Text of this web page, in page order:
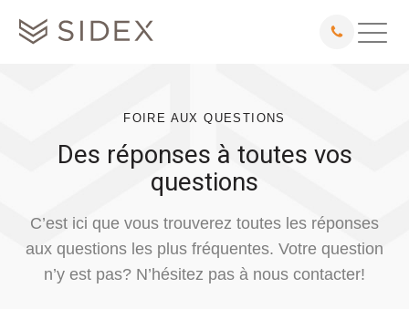
FOIRE AUX QUESTIONS
Des réponses à toutes vos
questions
C’est ici que vous trouverez toutes les réponses
aux questions les plus fréquentes. Votre question
n’y est pas? N’hésitez pas à nous contacter!